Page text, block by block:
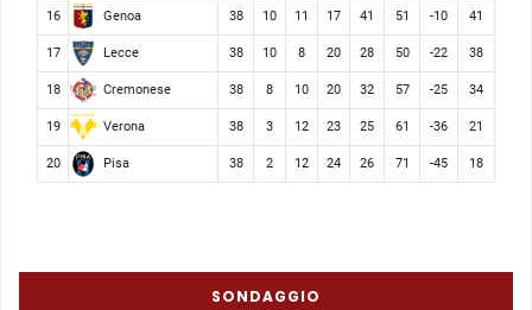
16 Genoa 38 10 11 17 41 51 -10 41
17 Lecce 38 10 8 20 28 50 -22 38
18 Cremonese 38 8 10 20 32 57 -25 34
19 Verona 38 3 12 23 25 61 -36 21
20 Pisa 38 2 12 24 26 71 -45 18
SONDAGGIO